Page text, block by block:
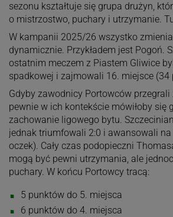
sezonu kształtuje się grupa drużyn,
o mistrzostwo, puchary i utrzymanie.
W kampanii 2025/26 wszystko
dynamicznie. Przykładem jest Pogoń.
ostatnim meczem z Piastem Gliwice
spadkowej i zajmowali 16. miejsce (34
Gdyby zawodnicy Portowców
pewnie w ich kontekście mówiłoby się
zachowanie ligowego bytu.
jednak triumfowali 2:0 i awansowali
oczek). Cały czas podopieczni
mogą być pewni utrzymania, ale
puchary. W końcu Portowcy tracą:
5 punktów do 5. miejsca
6 punktów do 4. miejsca